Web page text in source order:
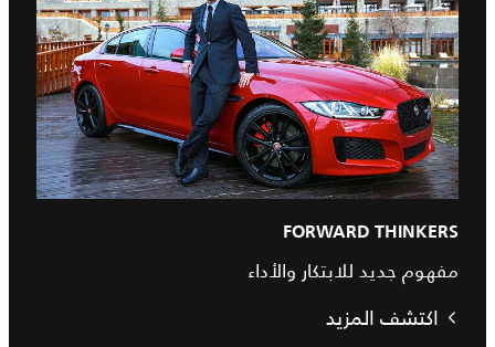
FORWARD THINKERS
مفهوم جديد للابتكار والأداء
اكتشف المزيد